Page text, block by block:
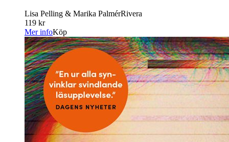
Lisa Pelling & Marika PalmérRivera
119 kr
Mer infoKöp